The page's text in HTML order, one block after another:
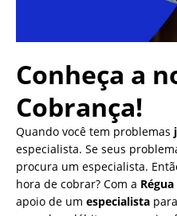
Conheça a
Cobrança!
Quando você tem problemas
especialista. Se seus
procura um especialista.
hora de cobrar? Com a
apoio de um especialista